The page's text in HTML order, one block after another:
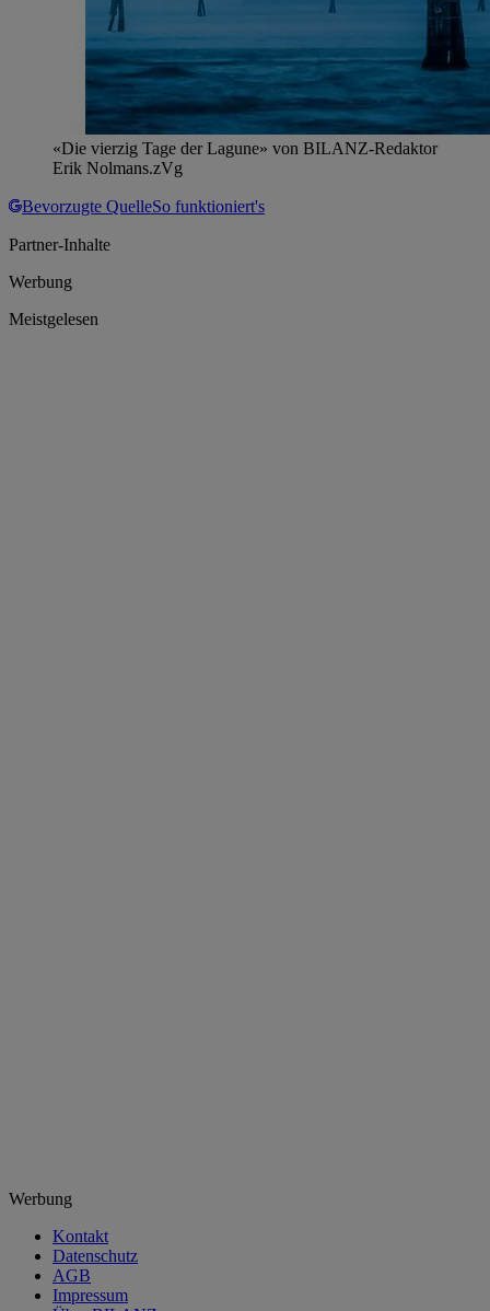
«Die vierzig Tage der Lagune» von BILANZ-Redaktor
Erik Nolmans.zVg
Bevorzugte QuelleSo funktioniert's
Partner-Inhalte
Werbung
Meistgelesen
Werbung
Kontakt
Datenschutz
AGB
Impressum